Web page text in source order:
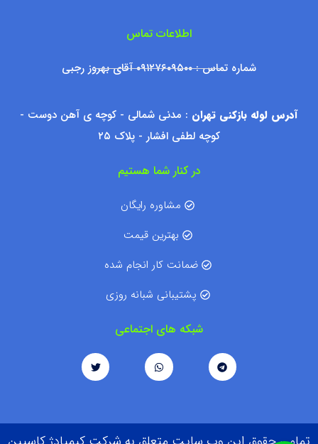
اطلاعات تماس
شماره تماس : ۰۹۱۲۷۶۰۹۵۰۰ آقای بهروز رجبی
آدرس لوله بازکنی تهران : مدنی شمالی - کوچه ی آهن دوست -
کوچه لطفی افشار - پلاک ۲۵
در کنار شما هستیم
مشاوره رایگان
بهترین قیمت
ضمانت کار انجام شده
پشتیبانی شبانه روزی
شبکه های اجتماعی